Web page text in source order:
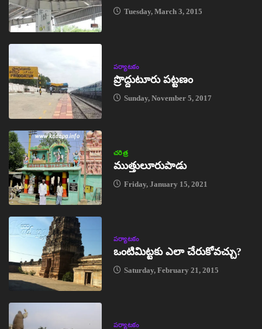
Tuesday, March 3, 2015
పర్యాటకం
ప్రొద్దుటూరు పట్టణం
Sunday, November 5, 2017
చరిత్ర
ముత్తులూరుపాడు
Friday, January 15, 2021
పర్యాటకం
ఒంటిమిట్టకు ఎలా చేరుకోవచ్చు?
Saturday, February 21, 2015
పర్యాటకం